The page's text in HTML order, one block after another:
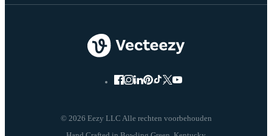
© 2026 Eezy LLC Alle rechten voorbehouden